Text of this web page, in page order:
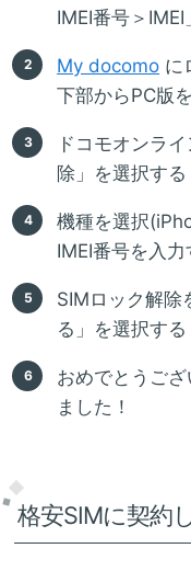
IMEI番号＞IMEI
My docomo に
下部からPC版
ドコモオンラ
除」を選択する
機種を選択
IMEI番号を入力
SIMロック解除
る」を選択する
おめでとうご
ました！
格安SIMに契約